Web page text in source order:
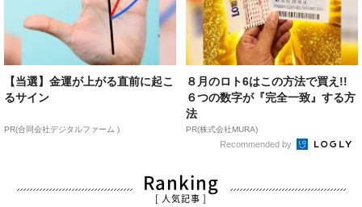
【当選】金運が上がる直前に起こ
るサイン
PR(合同会社デジタルファーム )
８月のロト6はこの方法で買え!!
６つの数字が『完全一致』する方
法
PR(株式会社MURA)
Recommended by
Ranking
[ 人気記事 ]